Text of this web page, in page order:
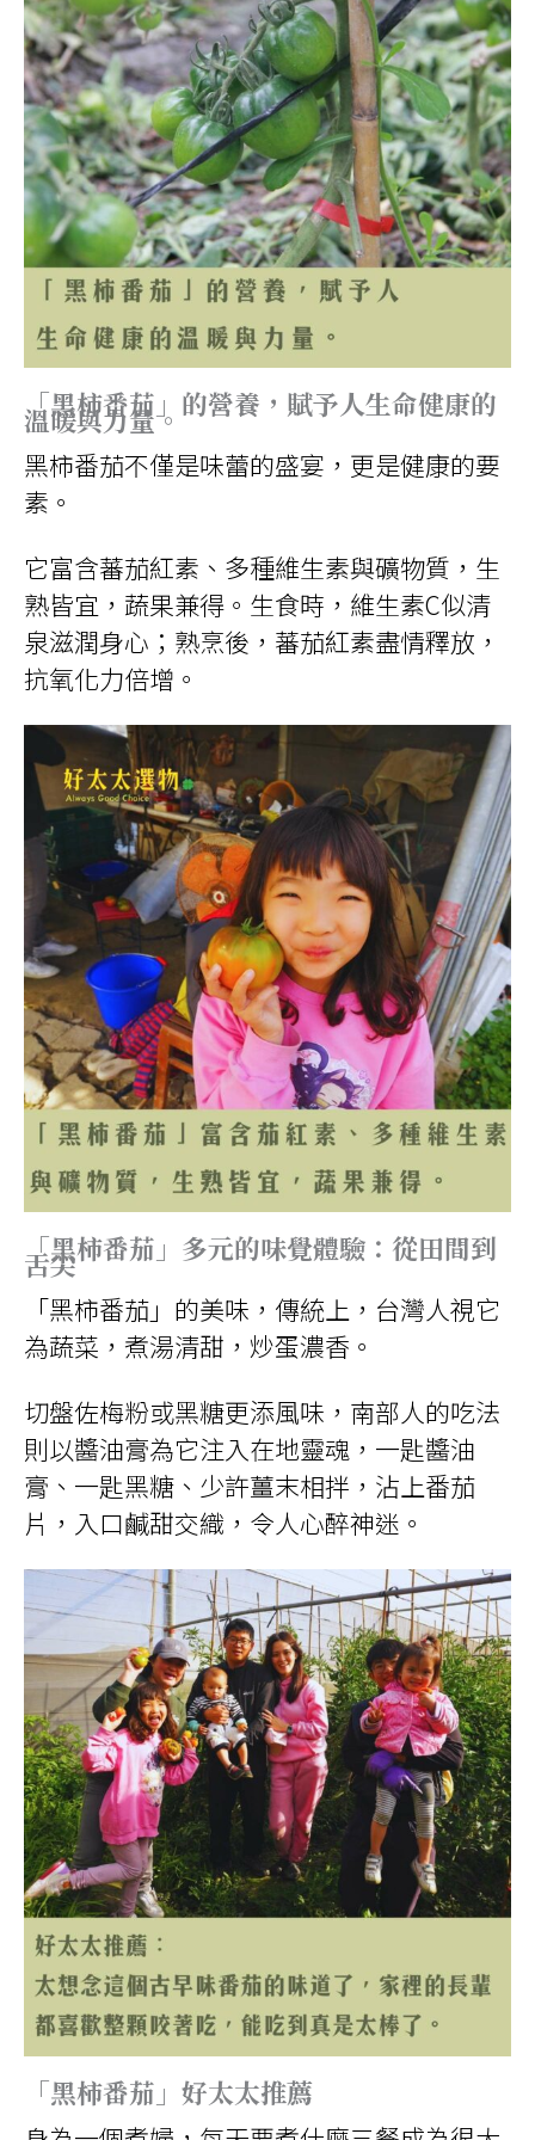
「黑柿番茄」的營養，賦予人生命健康的
溫暖與力量。
黑柿番茄不僅是味蕾的盛宴，更是健康的要
素。
它富含蕃茄紅素、多種維生素與礦物質，生
熟皆宜，蔬果兼得。生食時，維生素C似清
泉滋潤身心；熟烹後，蕃茄紅素盡情釋放，
抗氧化力倍增。
「黑柿番茄」多元的味覺體驗：從田間到
舌尖
「黑柿番茄」的美味，傳統上，台灣人視它
為蔬菜，煮湯清甜，炒蛋濃香。
切盤佐梅粉或黑糖更添風味，南部人的吃法
則以醬油膏為它注入在地靈魂，一匙醬油
膏、一匙黑糖、少許薑末相拌，沾上番茄
片，入口鹹甜交織，令人心醉神迷。
「黑柿番茄」好太太推薦